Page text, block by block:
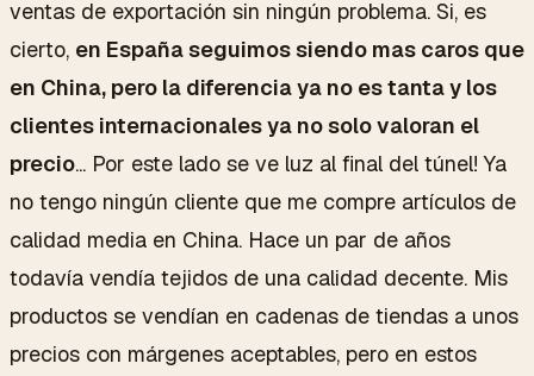
ventas de exportación sin ningún problema. Si, es
cierto, en España seguimos siendo mas caros que
en China, pero la diferencia ya no es tanta y los
clientes internacionales ya no solo valoran el
precio... Por este lado se ve luz al final del túnel! Ya
no tengo ningún cliente que me compre artículos de
calidad media en China. Hace un par de años
todavía vendía tejidos de una calidad decente. Mis
productos se vendían en cadenas de tiendas a unos
precios con márgenes aceptables, pero en estos